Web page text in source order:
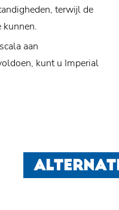
terwijl de
kunnen.
aan
kunt u Imperial